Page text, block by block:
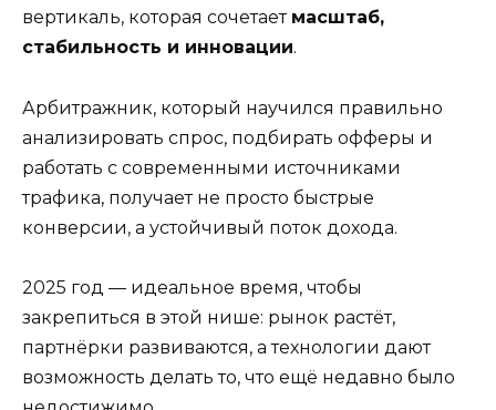
вертикаль, которая сочетает масштаб,
стабильность и инновации.
Арбитражник, который научился правильно
анализировать спрос, подбирать офферы и
работать с современными источниками
трафика, получает не просто быстрые
конверсии, а устойчивый поток дохода.
2025 год — идеальное время, чтобы
закрепиться в этой нише: рынок растёт,
партнёрки развиваются, а технологии дают
возможность делать то, что ещё недавно было